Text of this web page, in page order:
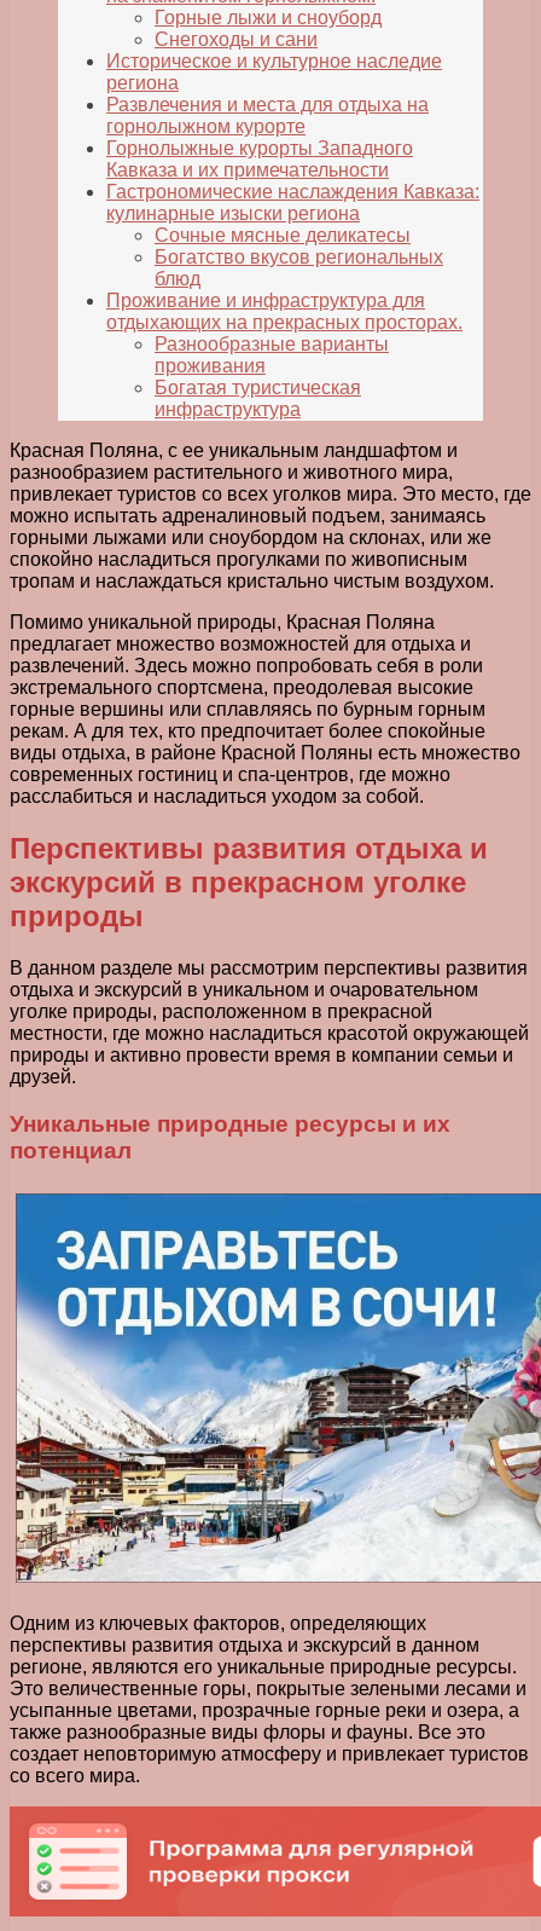
Горные лыжи и сноуборд
Снегоходы и сани
Историческое и культурное наследие
региона
Развлечения и места для отдыха на
горнолыжном курорте
Горнолыжные курорты Западного
Кавказа и их примечательности
Гастрономические наслаждения Кавказа:
кулинарные изыски региона
Сочные мясные деликатесы
Богатство вкусов региональных
блюд
Проживание и инфраструктура для
отдыхающих на прекрасных просторах.
Разнообразные варианты
проживания
Богатая туристическая
инфраструктура
Красная Поляна, с ее уникальным ландшафтом и
разнообразием растительного и животного мира,
привлекает туристов со всех уголков мира. Это место, где
можно испытать адреналиновый подъем, занимаясь
горными лыжами или сноубордом на склонах, или же
спокойно насладиться прогулками по живописным
тропам и наслаждаться кристально чистым воздухом.
Помимо уникальной природы, Красная Поляна
предлагает множество возможностей для отдыха и
развлечений. Здесь можно попробовать себя в роли
экстремального спортсмена, преодолевая высокие
горные вершины или сплавляясь по бурным горным
рекам. А для тех, кто предпочитает более спокойные
виды отдыха, в районе Красной Поляны есть множество
современных гостиниц и спа-центров, где можно
расслабиться и насладиться уходом за собой.
Перспективы развития отдыха и
экскурсий в прекрасном уголке
природы
В данном разделе мы рассмотрим перспективы развития
отдыха и экскурсий в уникальном и очаровательном
уголке природы, расположенном в прекрасной
местности, где можно насладиться красотой окружающей
природы и активно провести время в компании семьи и
друзей.
Уникальные природные ресурсы и их
потенциал
Одним из ключевых факторов, определяющих
перспективы развития отдыха и экскурсий в данном
регионе, являются его уникальные природные ресурсы.
Это величественные горы, покрытые зелеными лесами и
усыпанные цветами, прозрачные горные реки и озера, а
также разнообразные виды флоры и фауны. Все это
создает неповторимую атмосферу и привлекает туристов
со всего мира.